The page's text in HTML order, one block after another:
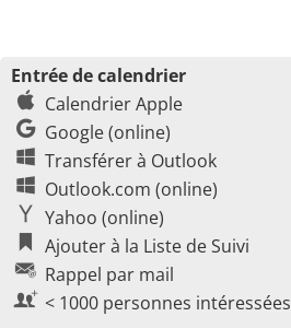
Entrée de calendrier
Calendrier Apple
Google (online)
Transférer à Outlook
Outlook.com (online)
Yahoo (online)
Ajouter à la Liste de Suivi
Rappel par mail
< 1000 personnes intéressées